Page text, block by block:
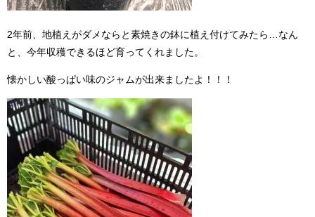
2年前、地植えがダメならと素焼きの鉢に植え付けてみたら…なん
と、今年収穫できるほど育ってくれました。
懐かしい酸っぱい味のジャムが出来ましたよ！！！